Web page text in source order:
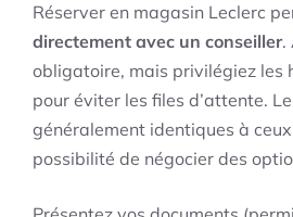
Réserver en magasin Leclerc
directement avec un conseiller.
obligatoire, mais privilégiez les
pour éviter les files d’attente.
généralement identiques à
possibilité de négocier des